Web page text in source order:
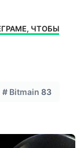
ЧТОБЫ
# Bitmain 83